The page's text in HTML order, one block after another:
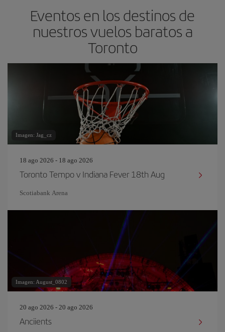
Eventos en los destinos de
nuestros vuelos baratos a
Toronto
Imagen: Jag_cz
18 ago 2026 - 18 ago 2026
Toronto Tempo v Indiana Fever 18th Aug
Scotiabank Arena
Imagen: August_0802
20 ago 2026 - 20 ago 2026
Anciients